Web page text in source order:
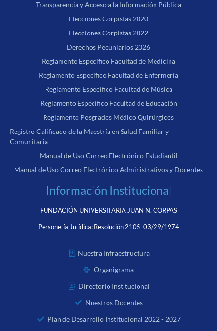
Transparencia y Acceso a la Información Pública
Elecciones Corpistas 2020
Elecciones Corpistas 2022
Derechos Pecuniarios 2026
Reglamento Específico Facultad de Medicina
Reglamento Específico Facultad de Enfermería
Reglamento Específico Facultad de Música
Reglamento Específico Facultad de Educación
Reglamento Posgrados Médico Quirúrgicos
Registro Calificado de la Maestría en Salud Familiar y
Comunitaria
Manual de Uso Correo Electrónico Estudiantil
Manual de Uso Correo Electrónico Administrativos y Docentes
Información Institucional
FUNDACIÓN UNIVERSITARIA JUAN N. CORPAS
Personería Jurídica: Resolución 2105 03/29/1974
Nuestra Infraestructura
Organigrama
Directorio Institucional
Nuestros Docentes
Plan de Desarrollo Institucional 2022 - 2027